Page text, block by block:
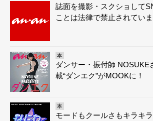
誌面を撮影・スクショして
ことは法律で禁止されていま
本
ダンサー・振付師 NOSUKE
載“ダンエク”がMOOKに！
本
モードもクールさもキラキ